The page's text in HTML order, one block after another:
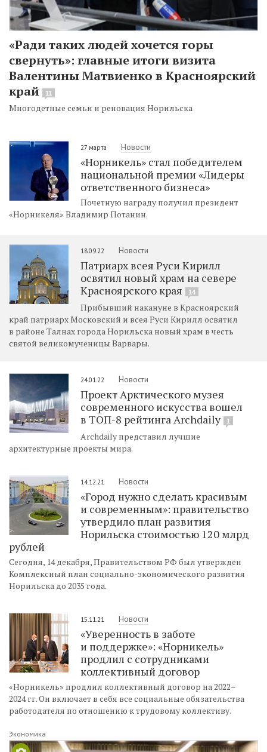
«Ради таких людей хочется горы
свернуть»: главные итоги визита
Валентины Матвиенко в Красноярский
край
11
Многодетные семьи и реновация Норильска
27 марта Новости
«Норникель» стал победителем
национальной премии «Лидеры
ответственного бизнеса»
Почетную награду получил президент
«Норникеля» Владимир Потанин.
18.09.22 Новости
Патриарх всея Руси Кирилл
освятил новый храм на севере
Красноярского края
14
Прибывший накануне в Красноярский
край патриарх Московский и всея Руси Кирилл освятил
в районе Талнах города Норильска новый храм в честь
святой великомученицы Варвары.
24.01.22 Новости
Проект Арктического музея
современного искусства вошел
в ТОП-8 рейтинга Archdaily
1
Archdaily представил лучшие
архитектурные проекты мира.
14.12.21 Новости
«Город нужно сделать красивым
и современным»: правительство
утвердило план развития
Норильска стоимостью 120 млрд
рублей
Сегодня, 14 декабря, Правительством РФ был утвержден
Комплексный план социально-экономического развития
Норильска до 2035 года.
15.11.21 Новости
«Уверенность в заботе
и поддержке»: «Норникель»
продлил с сотрудниками
коллективный договор
«Норникель» продлил коллективный договор на 2022–
2024 гг. Он включает в себя все социальные обязательства
работодателя по отношению к трудовому коллективу.
Экономика